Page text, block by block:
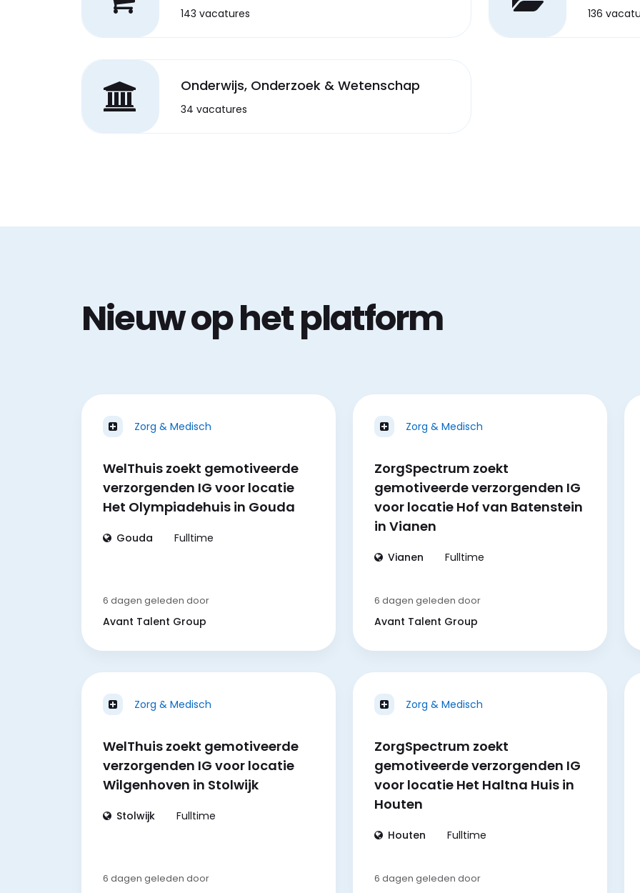
143 vacatures 136
Onderwijs, Onderzoek & Wetenschap
34 vacatures
Nieuw op het platform
Zorg & Medisch
WelThuis zoekt gemotiveerde
verzorgenden IG voor locatie
Het Olympiadehuis in Gouda
Gouda Fulltime
6 dagen geleden door
Avant Talent Group
Zorg & Medisch
ZorgSpectrum zoekt
gemotiveerde verzorgenden IG
voor locatie Hof van Batenstein
in Vianen
Vianen Fulltime
6 dagen geleden door
Avant Talent Group
Zorg & Medisch
WelThuis zoekt gemotiveerde
verzorgenden IG voor locatie
Wilgenhoven in Stolwijk
Stolwijk Fulltime
6 dagen geleden door
Zorg & Medisch
ZorgSpectrum zoekt
gemotiveerde verzorgenden IG
voor locatie Het Haltna Huis in
Houten
Houten Fulltime
6 dagen geleden door